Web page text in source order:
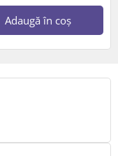
Adaugă în coș